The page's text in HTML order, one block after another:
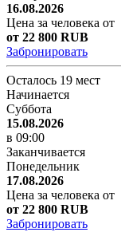
16.08.2026
Цена за человека от
от 22 800 RUB
Забронировать
Осталось 19 мест
Начинается
Суббота
15.08.2026
в 09:00
Заканчивается
Понедельник
17.08.2026
Цена за человека от
от 22 800 RUB
Забронировать